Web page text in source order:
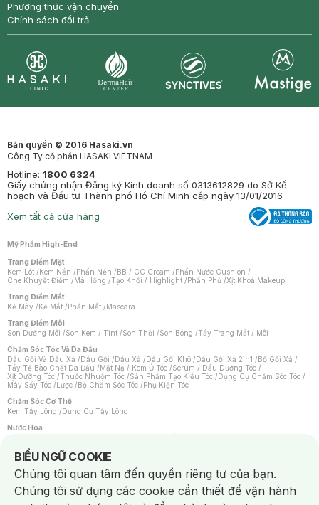
Phương thức vận chuyển
Chính sách đổi trả
Bản quyền © 2016 Hasaki.vn
Công Ty cổ phần HASAKI VIETNAM
Hotline: 1800 6324
Giấy chứng nhận Đăng ký Kinh doanh số 0313612829 do Sở Kế
hoạch và Đầu tư Thành phố Hồ Chí Minh cấp ngày 13/01/2016
Xem tất cả cửa hàng
Mỹ Phẩm High-End
Trang Điểm Mặt
Kem Lót /Kem Nền /Phấn Nền /BB / CC Cream /Phấn Nước Cushion /
Che Khuyết Điểm /Má Hồng /Tạo Khối / Highlight /Phấn Phủ /Xịt Khoá Makeup
Trang Điểm Mắt
Kẻ Mày /Kẻ Mắt /Phấn Mắt /Mascara
Trang Điểm Môi
Son Dưỡng Môi /Son Kem / Tint /Son Thỏi /Son Bóng /Tẩy Trang Mắt / Môi
Chăm Sóc Tóc Và Da Đầu
Dầu Gội Và Dầu Xả /Dầu Gội /Dầu Xả /Dầu Gội Khô /Dầu Gội Xả 2in1 /Bộ Gội Xả /
Tẩy Tế Bào Chết Da Đầu /Mặt Nạ / Kem Ủ Tóc /Serum / Dầu Dưỡng Tóc /
Xịt Dưỡng Tóc /Thuốc Nhuộm Tóc /Sản Phẩm Tạo Kiểu Tóc /Dụng Cụ Chăm Sóc Tóc /
Máy Sấy Tóc /Lược /Bộ Chăm Sóc Tóc /Phụ Kiện Tóc
Chăm Sóc Cơ Thể
Kem Tẩy Lông /Dụng Cụ Tẩy Lông
Nước Hoa
Nước Hoa Nữ
Chăm Sóc Cá Nhân
Chống Muỗi /Khẩu Trang /Máy Massage/Mặt Nạ Xông Hơi /Nước Rửa Tay/
Sản Phẩm Chăm Sóc Khác /Bàn Chải Đánh Răng /Bàn Chải Điện/
Hỗ Trợ Trắng Răng/Kem Đánh Răng /Máy Tăm Nước/ Nước Súc Miệng/
Tăm / Chỉ Nha Khoa/ Xịt Thơm Miệng / Dung Dịch Vệ Sinh/Dưỡng Vùng Kín/
BIỂU NGỮ COOKIE
Notice about cookies usage
Chúng tôi quan tâm đến quyền riêng tư của bạn.
Chúng tôi sử dụng các cookie cần thiết để vận hành